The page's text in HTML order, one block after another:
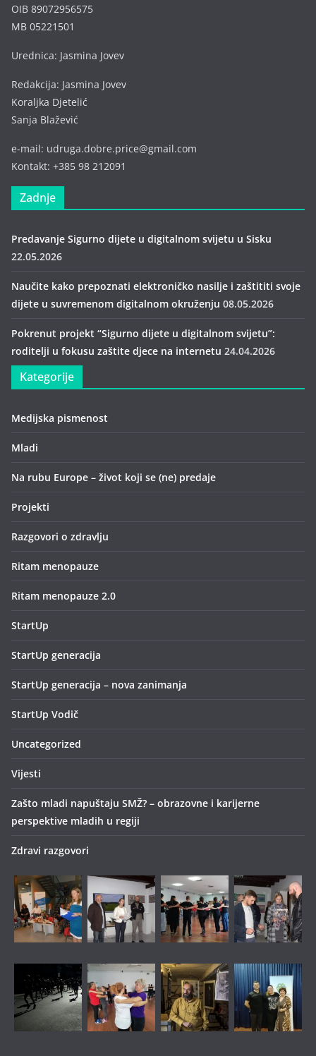
OIB 89072956575
MB 05221501
Urednica: Jasmina Jovev
Redakcija: Jasmina Jovev
Koraljka Djetelić
Sanja Blažević
e-mail: udruga.dobre.price@gmail.com
Kontakt: +385 98 212091
Zadnje
Predavanje Sigurno dijete u digitalnom svijetu u Sisku
22.05.2026
Naučite kako prepoznati elektroničko nasilje i zaštititi svoje
dijete u suvremenom digitalnom okruženju 08.05.2026
Pokrenut projekt “Sigurno dijete u digitalnom svijetu”:
roditelji u fokusu zaštite djece na internetu 24.04.2026
Kategorije
Medijska pismenost
Mladi
Na rubu Europe – život koji se (ne) predaje
Projekti
Razgovori o zdravlju
Ritam menopauze
Ritam menopauze 2.0
StartUp
StartUp generacija
StartUp generacija – nova zanimanja
StartUp Vodič
Uncategorized
Vijesti
Zašto mladi napuštaju SMŽ? – obrazovne i karijerne
perspektive mladih u regiji
Zdravi razgovori